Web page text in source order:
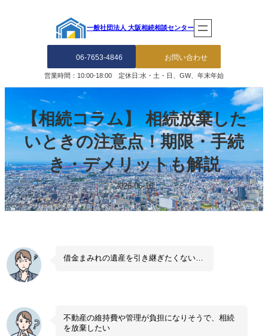
一般社団法人 大阪相続相談センター
06-7653-4846 お問い合わせ
営業時間：10:00-18:00 定休日:水・土・日、GW、年末年始
【相続コラム】 相続放棄した
いときの注意点！期限・手続
き・デメリットも解説
2026-06-16
借金まみれの遺産を引き継ぎたくない…
不動産の維持費や管理が負担になりそうで、相続
を放棄したい